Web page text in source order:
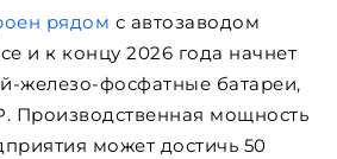
рядом с автозаводом
и к концу 2026 года начнет
железо-фосфатные батареи,
Производственная мощность
может достичь 50